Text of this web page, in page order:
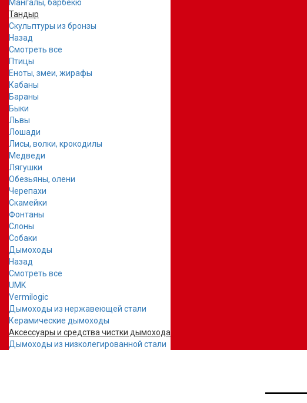
Мангалы, барбекю
Тандыр
Скульптуры из бронзы
Назад
Смотреть все
Птицы
Еноты, змеи, жирафы
Кабаны
Бараны
Быки
Львы
Лошади
Лисы, волки, крокодилы
Медведи
Лягушки
Обезьяны, олени
Черепахи
Скамейки
Фонтаны
Слоны
Собаки
Дымоходы
Назад
Смотреть все
UMK
Vermilogic
Дымоходы из нержавеющей стали
Керамические дымоходы
Аксессуары и средства чистки дымохода
Дымоходы из низколегированной стали